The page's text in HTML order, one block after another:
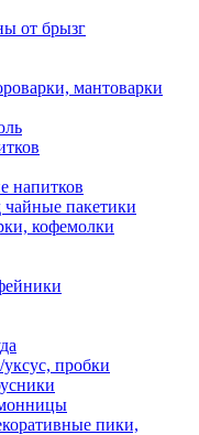
от брызг
мантоварки
напитков
чайные пакетики
кофемолки
пробки
пики,